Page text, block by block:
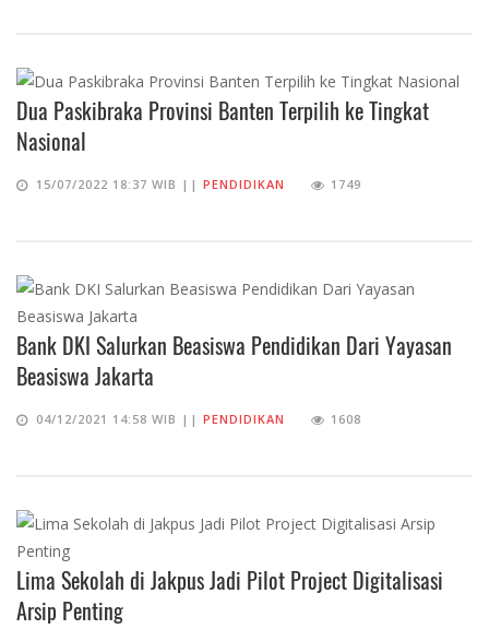
Dua Paskibraka Provinsi Banten Terpilih ke Tingkat
Nasional
15/07/2022 18:37 WIB || PENDIDIKAN 1749
Bank DKI Salurkan Beasiswa Pendidikan Dari Yayasan
Beasiswa Jakarta
04/12/2021 14:58 WIB || PENDIDIKAN 1608
Lima Sekolah di Jakpus Jadi Pilot Project Digitalisasi
Arsip Penting